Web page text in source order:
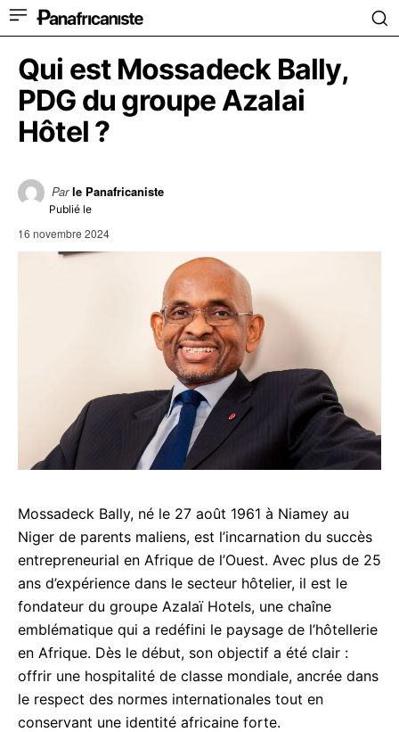
Qui est Mossadeck Bally,
PDG du groupe Azalai
Hôtel ?
Par le Panafricaniste
Publié le
16 novembre 2024
Mossadeck Bally, né le 27 août 1961 à Niamey au
Niger de parents maliens, est l’incarnation du succès
entrepreneurial en Afrique de l’Ouest. Avec plus de 25
ans d’expérience dans le secteur hôtelier, il est le
fondateur du groupe Azalaï Hotels, une chaîne
emblématique qui a redéfini le paysage de l’hôtellerie
en Afrique. Dès le début, son objectif a été clair :
offrir une hospitalité de classe mondiale, ancrée dans
le respect des normes internationales tout en
conservant une identité africaine forte.